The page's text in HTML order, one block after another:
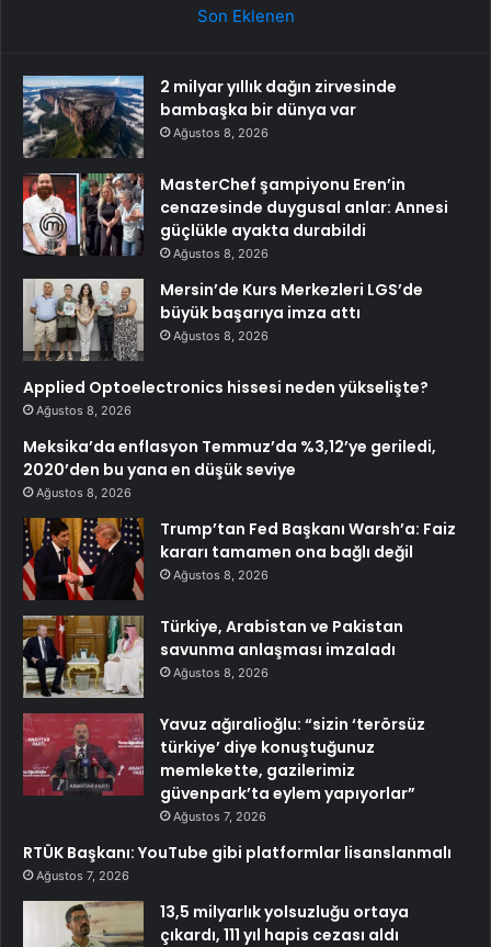
Son Eklenen
2 milyar yıllık dağın zirvesinde
bambaşka bir dünya var
Ağustos 8, 2026
MasterChef şampiyonu Eren’in
cenazesinde duygusal anlar: Annesi
güçlükle ayakta durabildi
Ağustos 8, 2026
Mersin’de Kurs Merkezleri LGS’de
büyük başarıya imza attı
Ağustos 8, 2026
Applied Optoelectronics hissesi neden yükselişte?
Ağustos 8, 2026
Meksika’da enflasyon Temmuz’da %3,12’ye geriledi,
2020’den bu yana en düşük seviye
Ağustos 8, 2026
Trump’tan Fed Başkanı Warsh’a: Faiz
kararı tamamen ona bağlı değil
Ağustos 8, 2026
Türkiye, Arabistan ve Pakistan
savunma anlaşması imzaladı
Ağustos 8, 2026
Yavuz ağıralioğlu: “sizin ‘terörsüz
türkiye’ diye konuştuğunuz
memlekette, gazilerimiz
güvenpark’ta eylem yapıyorlar”
Ağustos 7, 2026
RTÜK Başkanı: YouTube gibi platformlar lisanslanmalı
Ağustos 7, 2026
13,5 milyarlık yolsuzluğu ortaya
çıkardı, 111 yıl hapis cezası aldı